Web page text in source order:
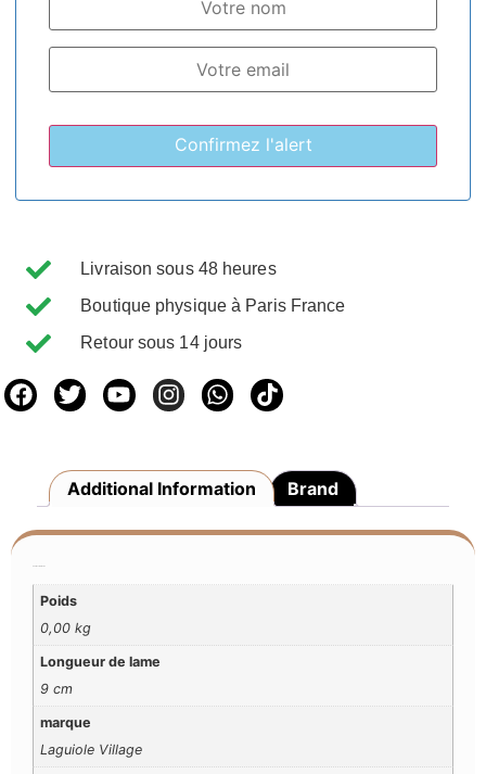
Livraison sous 48 heures
Boutique physique à Paris France
Retour sous 14 jours
Additional Information Brand
Poids
0,00 kg
Longueur de lame
9 cm
marque
Laguiole Village